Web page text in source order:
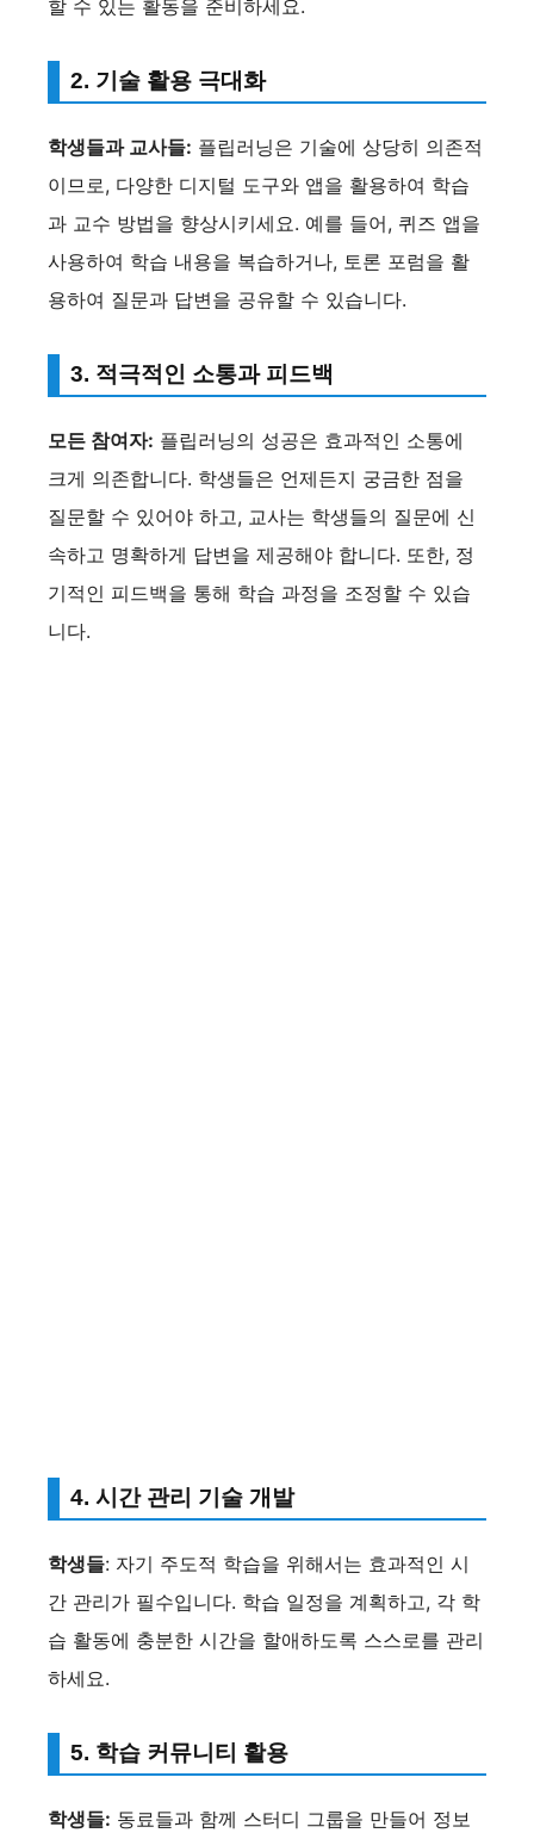
할 수 있는 활동을 준비하세요.
2. 기술 활용 극대화
학생들과 교사들: 플립러닝은 기술에 상당히 의존적
이므로, 다양한 디지털 도구와 앱을 활용하여 학습
과 교수 방법을 향상시키세요. 예를 들어, 퀴즈 앱을
사용하여 학습 내용을 복습하거나, 토론 포럼을 활
용하여 질문과 답변을 공유할 수 있습니다.
3. 적극적인 소통과 피드백
모든 참여자: 플립러닝의 성공은 효과적인 소통에
크게 의존합니다. 학생들은 언제든지 궁금한 점을
질문할 수 있어야 하고, 교사는 학생들의 질문에 신
속하고 명확하게 답변을 제공해야 합니다. 또한, 정
기적인 피드백을 통해 학습 과정을 조정할 수 있습
니다.
4. 시간 관리 기술 개발
학생들: 자기 주도적 학습을 위해서는 효과적인 시
간 관리가 필수입니다. 학습 일정을 계획하고, 각 학
습 활동에 충분한 시간을 할애하도록 스스로를 관리
하세요.
5. 학습 커뮤니티 활용
학생들: 동료들과 함께 스터디 그룹을 만들어 정보